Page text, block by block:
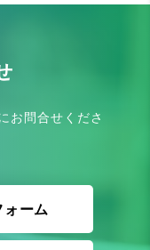
お問合せくださ
ォーム